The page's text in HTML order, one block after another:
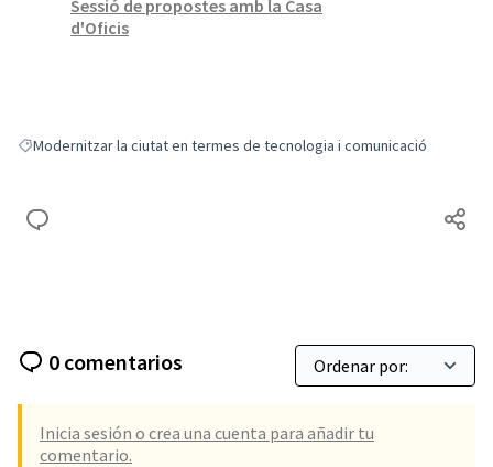
Sessió de propostes amb la Casa
d'Oficis
Resultados al filtrar por: Modernitzar la ciutat en termes de tecnologia i
Modernitzar la ciutat en termes de tecnologia i comunicació
0 comentarios
Inicia sesión o crea una cuenta para añadir tu
comentario.